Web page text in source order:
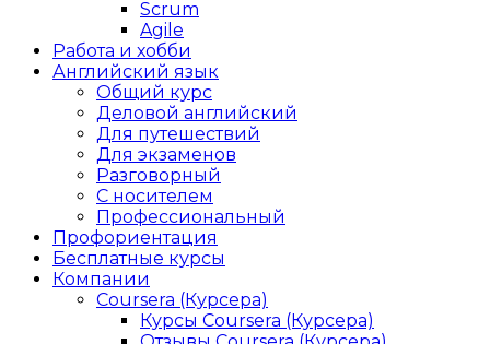
Scrum
Agile
Работа и хобби
Английский язык
Общий курс
Деловой английский
Для путешествий
Для экзаменов
Разговорный
С носителем
Профессиональный
Профориентация
Бесплатные курсы
Компании
Coursera (Курсера)
Курсы Coursera (Курсера)